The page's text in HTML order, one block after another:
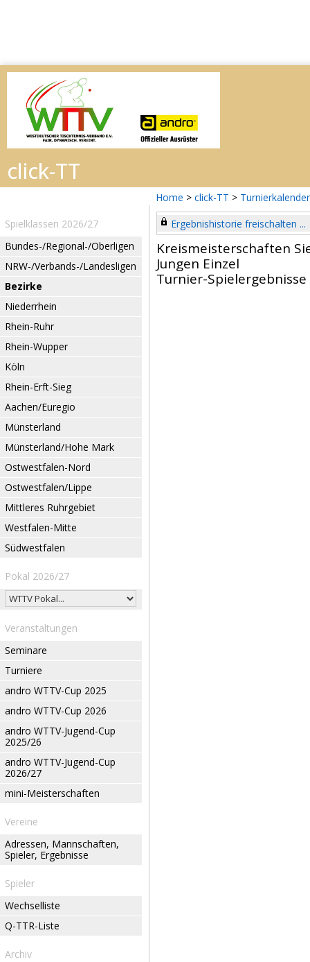
Home > click-TT > Turnierkalender
Spielklassen 2026/27
Bundes-/Regional-/Oberligen
NRW-/Verbands-/Landesligen
Bezirke
Niederrhein
Rhein-Ruhr
Rhein-Wupper
Köln
Rhein-Erft-Sieg
Aachen/Euregio
Münsterland
Münsterland/Hohe Mark
Ostwestfalen-Nord
Ostwestfalen/Lippe
Mittleres Ruhrgebiet
Westfalen-Mitte
Südwestfalen
Pokal 2026/27
Veranstaltungen
Seminare
Turniere
andro WTTV-Cup 2025
andro WTTV-Cup 2026
andro WTTV-Jugend-Cup
2025/26
andro WTTV-Jugend-Cup
2026/27
mini-Meisterschaften
Vereine
Adressen, Mannschaften,
Spieler, Ergebnisse
Spieler
Wechselliste
Q-TTR-Liste
Archiv
Ergebnishistorie freischalten ...
Kreismeisterschaften
Jungen Einzel
Turnier-Spielergebnisse